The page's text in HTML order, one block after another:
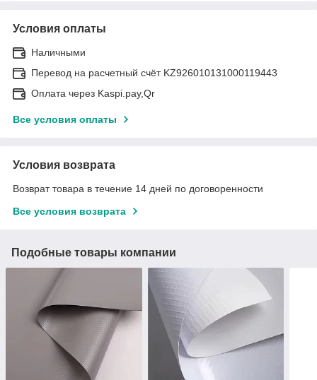
Условия оплаты
Наличными
Перевод на расчетный счёт KZ926010131000119443
Оплата через Kaspi.pay,Qr
Все условия оплаты
Условия возврата
Возврат товара в течение 14 дней по договоренности
Все условия возврата
Подобные товары компании